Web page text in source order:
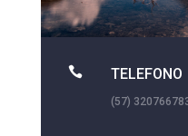
 TELEFONO
(57)